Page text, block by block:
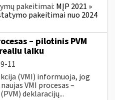
pakeitimai: MĮP 2021 »
pakeitimai nuo 2024
– pilotinis PVM
laiku
11
(VMI) informuoja, jog
VMI procesas –
deklaracijų...